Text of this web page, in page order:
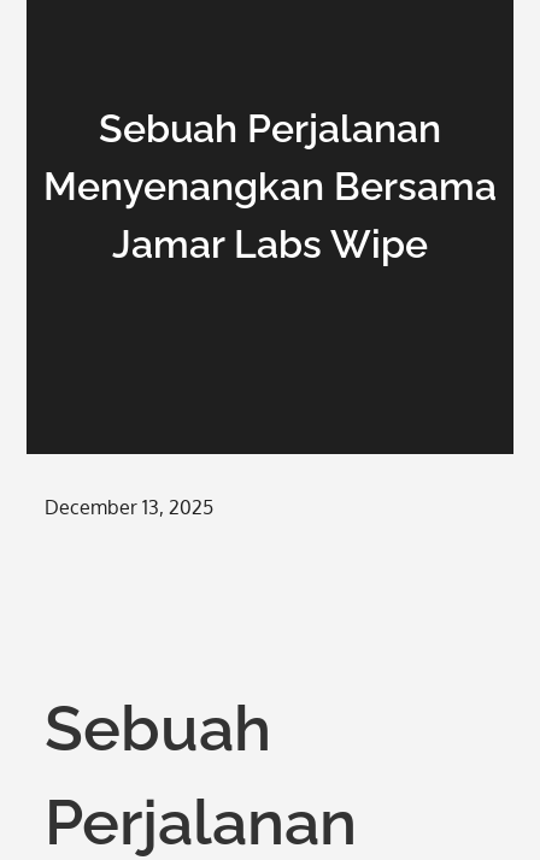
Sebuah Perjalanan
Menyenangkan Bersama
Jamar Labs Wipe
Posted
December 13, 2025
Sebuah
Perjalanan